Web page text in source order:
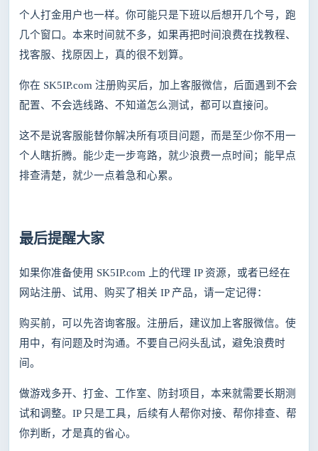
个人打金用户也一样。你可能只是下班以后想开几个号，跑
几个窗口。本来时间就不多，如果再把时间浪费在找教程、
找客服、找原因上，真的很不划算。
你在 SK5IP.com 注册购买后，加上客服微信，后面遇到不会
配置、不会选线路、不知道怎么测试，都可以直接问。
这不是说客服能替你解决所有项目问题，而是至少你不用一
个人瞎折腾。能少走一步弯路，就少浪费一点时间；能早点
排查清楚，就少一点着急和心累。
最后提醒大家
如果你准备使用 SK5IP.com 上的代理 IP 资源，或者已经在
网站注册、试用、购买了相关 IP 产品，请一定记得：
购买前，可以先咨询客服。注册后，建议加上客服微信。使
用中，有问题及时沟通。不要自己闷头乱试，避免浪费时
间。
做游戏多开、打金、工作室、防封项目，本来就需要长期测
试和调整。 IP 只是工具，后续有人帮你对接、帮你排查、帮
你判断，才是真的省心。